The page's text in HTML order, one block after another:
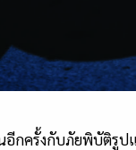
อีกครั้งกับภัยพิบัติ